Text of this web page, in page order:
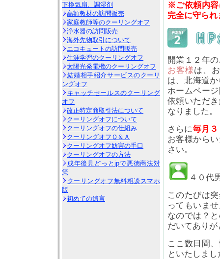
※ご依頼内容
完全に守られ
開業１２年
お客様は、
は、北海道
ホームペー
依頼いただ
なりました。
さらに毎月
お客様から
さい。
４０代
このたびは
ってもいま
なのでは？
だいてあり
ここ数日間
といたしまし
下換気扇、調湿剤
高額教材の訪問販売
家庭教師等のクーリングオフ
浄水器の訪問販売
海外先物取引について
エコキュートの訪問販売
生涯学習のクーリングオフ
太陽光発電機のクーリングオフ
結婚相手紹介サービスのクーリ
ングオフ
キャッチセールスのクーリング
オフ
改正特定商取引法について
クーリングオフについて
クーリングオフの仕組み
クーリングオフＱ＆Ａ
クーリングオフ妨害の手口
クーリングオフの方法
成年後見どっとjpで悪徳商法対
策
クーリングオフ無料相談スマホ
版
初めての遺言